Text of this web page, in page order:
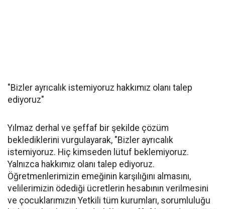
"Bizler ayrıcalık istemiyoruz hakkımız olanı talep
ediyoruz"
Yılmaz derhal ve şeffaf bir şekilde çözüm
beklediklerini vurgulayarak, "Bizler ayrıcalık
istemiyoruz. Hiç kimseden lütuf beklemiyoruz.
Yalnızca hakkımız olanı talep ediyoruz.
Öğretmenlerimizin emeğinin karşılığını almasını,
velilerimizin ödediği ücretlerin hesabının verilmesini
ve çocuklarımızın Yetkili tüm kurumları, sorumluluğu